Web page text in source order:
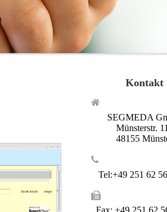
Kontakt
SEGMEDA
Münsterstr.
48155
Tel:+49 251 62